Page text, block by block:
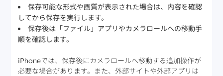
保存可能な形式や画質が表示された場合は、内容を確認
してから保存を実行します。
保存後は「ファイル」アプリやカメラロールへの移動手
順を確認します。
iPhoneでは、保存後にカメラロールへ移動する追加操作が
必要な場合があります。また、外部サイトや外部アプリは